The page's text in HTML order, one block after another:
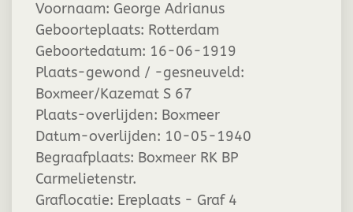
Voornaam: George Adrianus
Geboorteplaats: Rotterdam
Geboortedatum: 16-06-1919
Plaats-gewond / -gesneuveld:
Boxmeer/Kazemat S 67
Plaats-overlijden: Boxmeer
Datum-overlijden: 10-05-1940
Begraafplaats: Boxmeer RK BP
Carmelietenstr.
Graflocatie: Ereplaats - Graf 4